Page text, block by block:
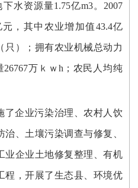
水资源量1.75亿m3。2007
，其中农业增加值43.4亿
只）；拥有农业机械总动力
万ｋｗh；农民人均纯
了企业污染治理、农村人饮
、土壤污染调查与修复、
业企业土地修复整理、有机
程，开展了生态县、环境优